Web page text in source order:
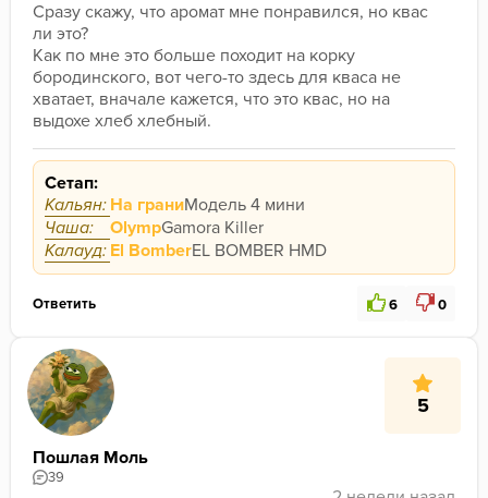
Сразу скажу, что аромат мне понравился, но квас
ли это?
Как по мне это больше походит на корку
бородинского, вот чего-то здесь для кваса не
хватает, вначале кажется, что это квас, но на
выдохе хлеб хлебный.
Сетап:
Кальян: На граниМодель 4 мини
Чаша:
OlympGamora Killer
Калауд: El BomberEL BOMBER HMD
Ответить 6 0
5
Пошлая Моль
39